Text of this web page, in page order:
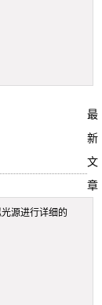
源进行详细的
最
新
文
章